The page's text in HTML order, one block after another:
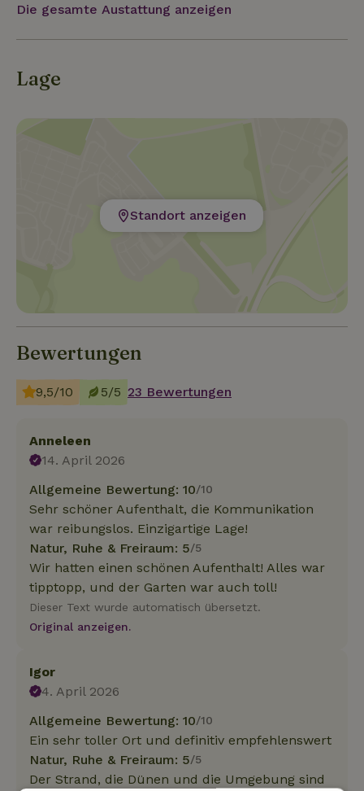
Die gesamte Austattung anzeigen
Lage
Standort anzeigen
Bewertungen
9,5/10 5/5 23 Bewertungen
Anneleen
14. April 2026
Allgemeine Bewertung: 10/10
Sehr schöner Aufenthalt, die Kommunikation
war reibungslos. Einzigartige Lage!
Natur, Ruhe & Freiraum: 5/5
Wir hatten einen schönen Aufenthalt! Alles war
tipptopp, und der Garten war auch toll!
Dieser Text wurde automatisch übersetzt.
Original anzeigen.
Igor
4. April 2026
Allgemeine Bewertung: 10/10
Ein sehr toller Ort und definitiv empfehlenswert
Natur, Ruhe & Freiraum: 5/5
Der Strand, die Dünen und die Umgebung sind